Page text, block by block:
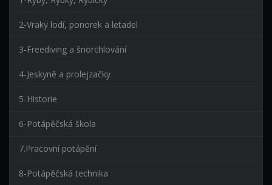
2-Vraky lodí, ponorek a letadel
3-Freediving a šnorchlování
4-Jeskyně a prolejzačky
5-Historie
6-Potápěčská škola
7.Pracovní potápění
8-Potápěčská technika